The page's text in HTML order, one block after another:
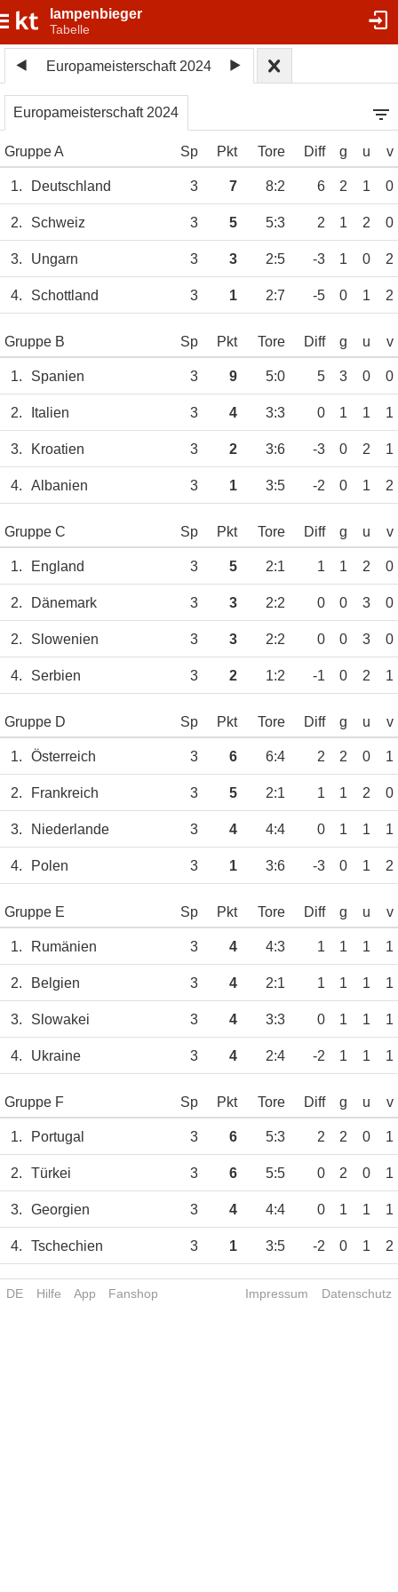
lampenbieger
Tabelle
Europameisterschaft 2024
Europameisterschaft 2024
Gruppe A Sp Pkt Tore Diff g u v
1. Deutschland 3 7 8:2 6 2 1 0
2. Schweiz 3 5 5:3 2 1 2 0
3. Ungarn 3 3 2:5 -3 1 0 2
4. Schottland 3 1 2:7 -5 0 1 2
Gruppe B Sp Pkt Tore Diff g u v
1. Spanien 3 9 5:0 5 3 0 0
2. Italien 3 4 3:3 0 1 1 1
3. Kroatien 3 2 3:6 -3 0 2 1
4. Albanien 3 1 3:5 -2 0 1 2
Gruppe C Sp Pkt Tore Diff g u v
1. England 3 5 2:1 1 1 2 0
2. Dänemark 3 3 2:2 0 0 3 0
2. Slowenien 3 3 2:2 0 0 3 0
4. Serbien 3 2 1:2 -1 0 2 1
Gruppe D Sp Pkt Tore Diff g u v
1. Österreich 3 6 6:4 2 2 0 1
2. Frankreich 3 5 2:1 1 1 2 0
3. Niederlande 3 4 4:4 0 1 1 1
4. Polen 3 1 3:6 -3 0 1 2
Gruppe E Sp Pkt Tore Diff g u v
1. Rumänien 3 4 4:3 1 1 1 1
2. Belgien 3 4 2:1 1 1 1 1
3. Slowakei 3 4 3:3 0 1 1 1
4. Ukraine 3 4 2:4 -2 1 1 1
Gruppe F Sp Pkt Tore Diff g u v
1. Portugal 3 6 5:3 2 2 0 1
2. Türkei 3 6 5:5 0 2 0 1
3. Georgien 3 4 4:4 0 1 1 1
4. Tschechien 3 1 3:5 -2 0 1 2
DE Hilfe App Fanshop Impressum Datenschutz